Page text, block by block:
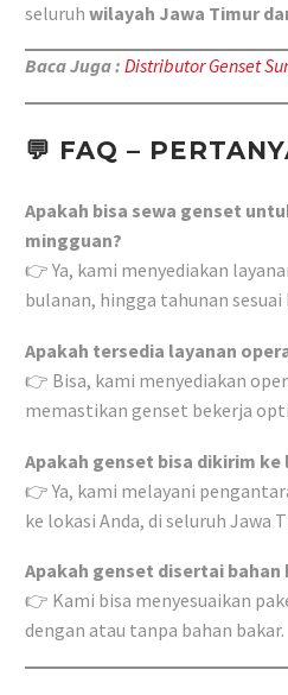
seluruh wilayah Jawa Timur
Baca Juga : Distributor Genset
💬 FAQ –
Apakah bisa sewa genset
mingguan?
👉 Ya, kami menyediakan
bulanan, hingga tahunan sesuai
Apakah tersedia layanan
👉 Bisa, kami menyediakan
memastikan genset bekerja
Apakah genset bisa dikirim ke
👉 Ya, kami melayani
ke lokasi Anda, di seluruh Jawa
Apakah genset disertai bahan
👉 Kami bisa menyesuaikan
dengan atau tanpa bahan bakar.